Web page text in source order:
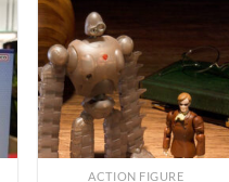
ACTION FIGURE